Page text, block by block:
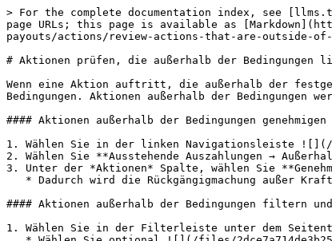
> For the complete documentation index, see
page URLs; this page is available as
payouts/actions/review-actions-that-are-outside-of-
# Aktionen prüfen, die außerhalb der Bedingungen
Wenn eine Aktion auftritt, die außerhalb der
Bedingungen. Aktionen außerhalb der Bedingungen
#### Aktionen außerhalb der Bedingungen genehmigen
1. Wählen Sie in der linken Navigationsleiste ![](/
2. Wählen Sie **Ausstehende Auszahlungen →
3. Unter der *Aktionen* Spalte, wählen Sie
#### Aktionen außerhalb der Bedingungen filtern
1. Wählen Sie in der Filterleiste unter dem